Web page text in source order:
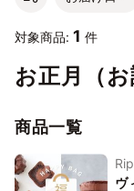
対象商品: 1 件
お正月（お
商品一覧
ヴ